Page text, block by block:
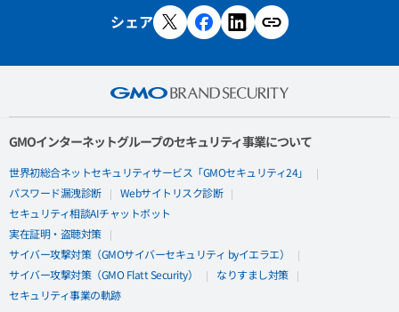
シェア
GMOインターネットグループのセキュリティ事業について
世界初総合ネットセキュリティサービス「GMOセキュリティ24」
パスワード漏洩診断 Webサイトリスク診断
セキュリティ相談AIチャットボット
実在証明・盗聴対策
サイバー攻撃対策（GMOサイバーセキュリティ byイエラエ）
サイバー攻撃対策（GMO Flatt Security） なりすまし対策
セキュリティ事業の軌跡